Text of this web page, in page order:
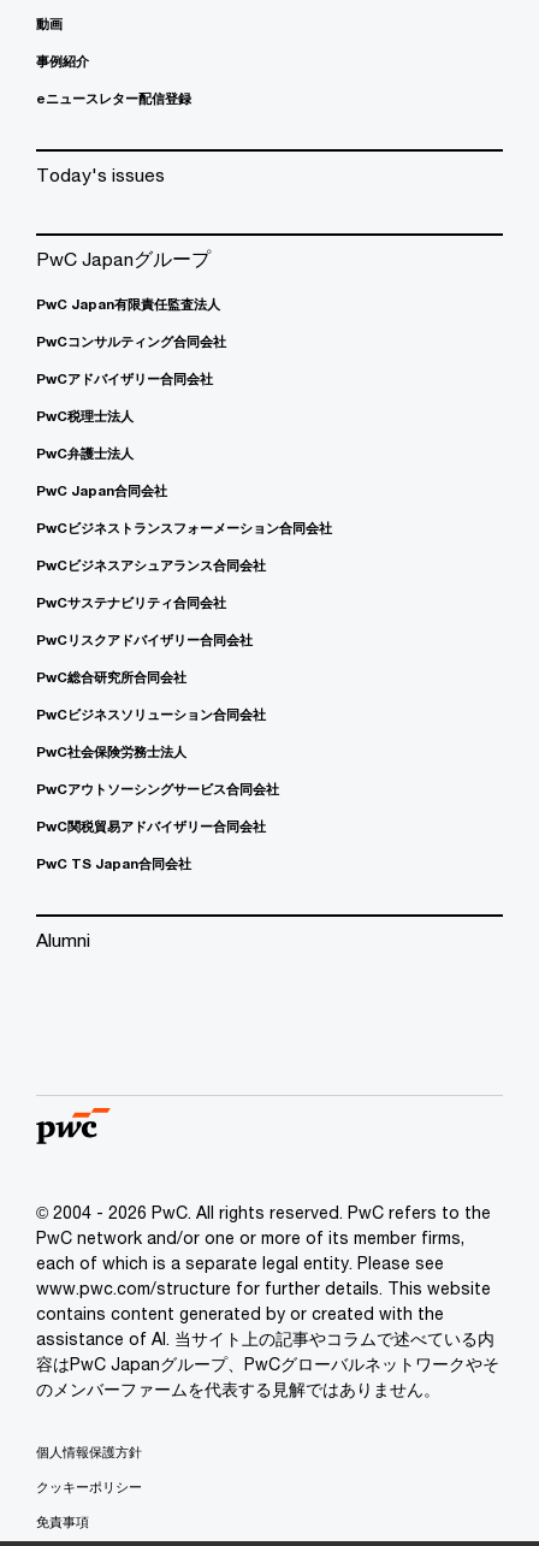
動画
事例紹介
eニュースレター配信登録
Today's issues
PwC Japanグループ
PwC Japan有限責任監査法人
PwCコンサルティング合同会社
PwCアドバイザリー合同会社
PwC税理士法人
PwC弁護士法人
PwC Japan合同会社
PwCビジネストランスフォーメーション合同会社
PwCビジネスアシュアランス合同会社
PwCサステナビリティ合同会社
PwCリスクアドバイザリー合同会社
PwC総合研究所合同会社
PwCビジネスソリューション合同会社
PwC社会保険労務士法人
PwCアウトソーシングサービス合同会社
PwC関税貿易アドバイザリー合同会社
PwC TS Japan合同会社
Alumni
© 2004 - 2026 PwC. All rights reserved. PwC refers to the
PwC network and/or one or more of its member firms,
each of which is a separate legal entity. Please see
www.pwc.com/structure for further details. This website
contains content generated by or created with the
assistance of AI. 当サイト上の記事やコラムで述べている内
容はPwC Japanグループ、PwCグローバルネットワークやそ
のメンバーファームを代表する見解ではありません。
個人情報保護方針
クッキーポリシー
免責事項